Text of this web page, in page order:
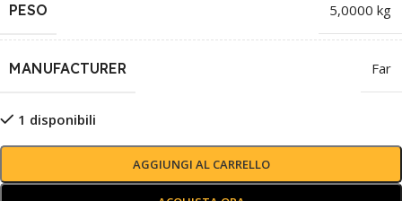
PESO 5,0000 kg
MANUFACTURER Far
1 disponibili
AGGIUNGI AL CARRELLO